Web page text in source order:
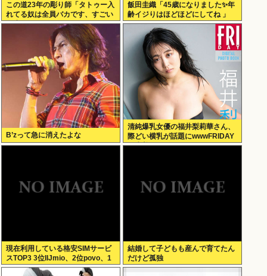
この道23年の彫り師「タトゥー入
れてる奴は全員バカです、すごい
民度低い」
飯田圭織「45歳になりました✨年
齢イジりはほどほどにしてね 」
B’zって急に消えたよな
清純爆乳女優の福井梨莉華さん、
際どい横乳が話題にwwwFRIDAY
の水着グラビアオフショットにフ
現在利用している格安SIMサービ
スTOP3 3位IIJmio、2位povo、1
位ahamo
結婚して子どもも産んで育てたん
だけど孤独